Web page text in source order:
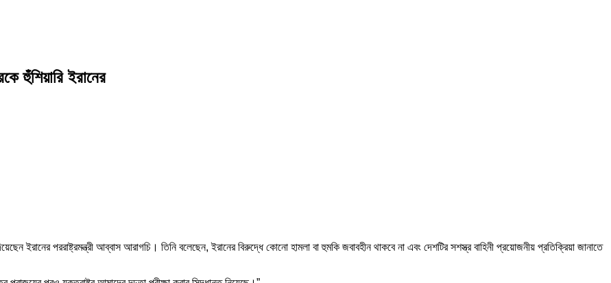
হুঁশিয়ারি ইরানের
ইরানের পররাষ্ট্রমন্ত্রী আব্বাস আরাগচি। তিনি বলেছেন, ইরানের বিরুদ্ধে কোনো হামলা বা হুমকি জবাবহীন থাকবে না এবং দেশটির সশস্ত্র বাহিনী প্রয়োজনীয় প্রতিক্রিয়া জানাতে